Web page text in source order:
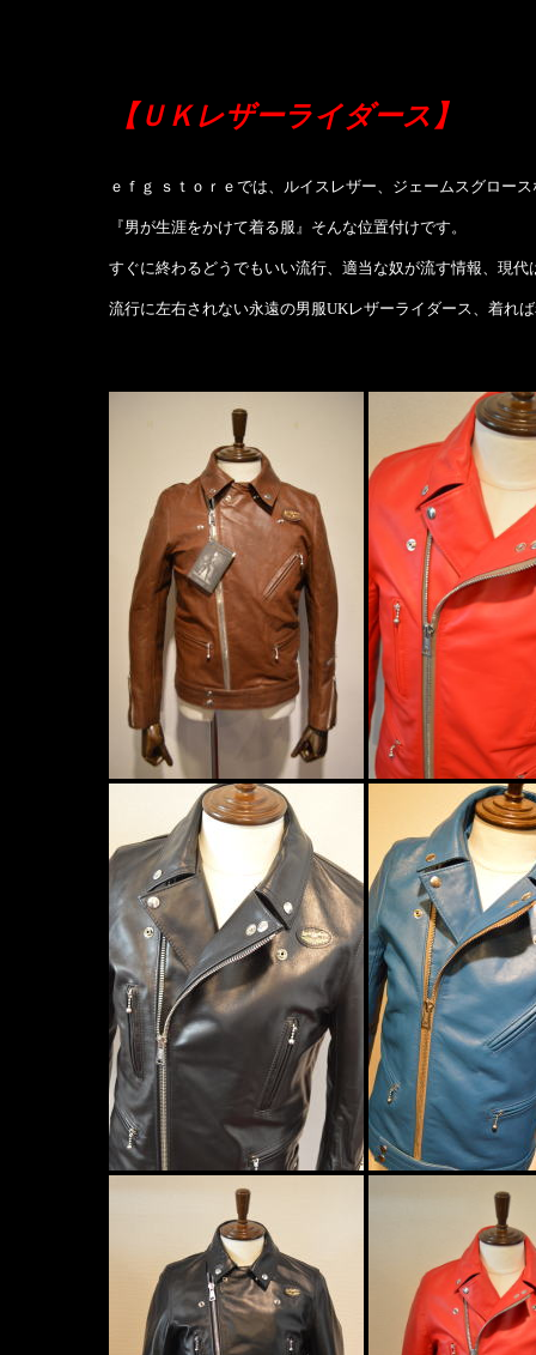
【ＵＫレザーライダース】
ｅｆｇ ｓｔｏｒｅでは、ルイスレザー、ジェームスグロー
『男が生涯をかけて着る服』そんな位置付けです。
すぐに終わるどうでもいい流行、適当な奴が流す情報、現
流行に左右されない永遠の男服UKレザーライダース、着れ